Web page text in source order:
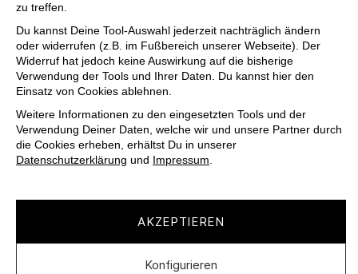
zu treffen.
Du kannst Deine Tool-Auswahl jederzeit nachträglich ändern
oder widerrufen (z.B. im Fußbereich unserer Webseite). Der
Widerruf hat jedoch keine Auswirkung auf die bisherige
Verwendung der Tools und Ihrer Daten. Du kannst hier den
Einsatz von Cookies ablehnen.
Weitere Informationen zu den eingesetzten Tools und der
Verwendung Deiner Daten, welche wir und unsere Partner durch
die Cookies erheben, erhältst Du in unserer
Datenschutzerklärung und Impressum.
AKZEPTIEREN
Konfigurieren